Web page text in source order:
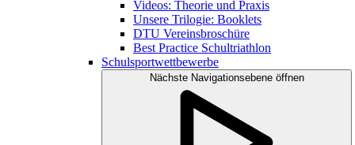
Videos: Theorie und Praxis
Unsere Trilogie: Booklets
DTU Vereinsbroschüre
Best Practice Schultriathlon
Schulsportwettbewerbe
Nächste Navigationsebene öffnen